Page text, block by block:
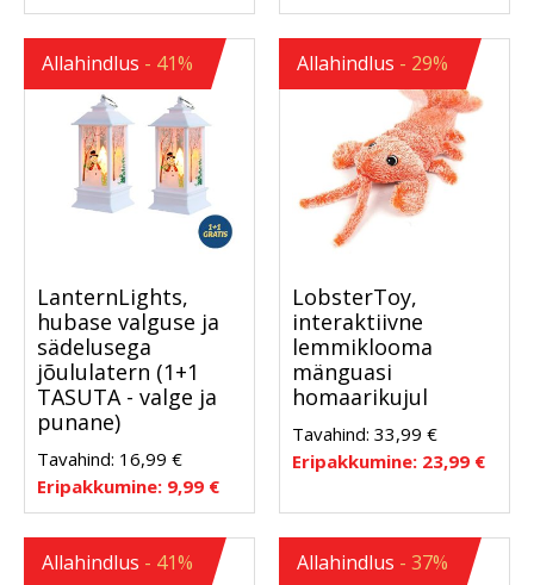
Allahindlus - 41%
LanternLights,
hubase valguse ja
sädelusega
jõululatern (1+1
TASUTA - valge ja
punane)
Tavahind: 16,99 €
Eripakkumine: 9,99 €
Allahindlus - 29%
LobsterToy,
interaktiivne
lemmiklooma
mänguasi
homaarikujul
Tavahind: 33,99 €
Eripakkumine: 23,99 €
Allahindlus - 41% Allahindlus - 37%